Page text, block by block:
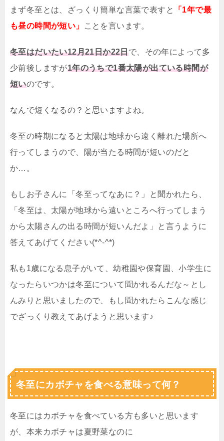
まず冬至とは、ざっくり簡単な言葉で表すと
「1年で最
も昼の時間が短い」
ことを言います。
冬至はだいたい12月21日か22日で、その年によって多
少前後しますが1年のうちで1番太陽が出ている時間が
短いのです。
なんで短くなるの？と思いますよね。
冬至の時期になると太陽は地球から遠く離れた場所へ
行ってしまうので、陽が当たる時間が短いのだと
か…。
もしお子さんに「冬至ってなあに？」と聞かれたら、
「冬至は、太陽が地球から遠いところへ行ってしまう
から太陽さんの出る時間が短いんだよ」と言うように
答えてあげてください(*^-^*)
私も1歳になる息子がいて、幼稚園や保育園、小学生に
なったらいつかは冬至について聞かれるんだな～とし
んみりと思いましたので、もし聞かれたらこんな感じ
でざっくり教えてあげようと思います♪
冬至にカボチャを食べる意味って何？
冬至にはカボチャを食べている方も多いと思います
が、本来カボチャは夏野菜なのに